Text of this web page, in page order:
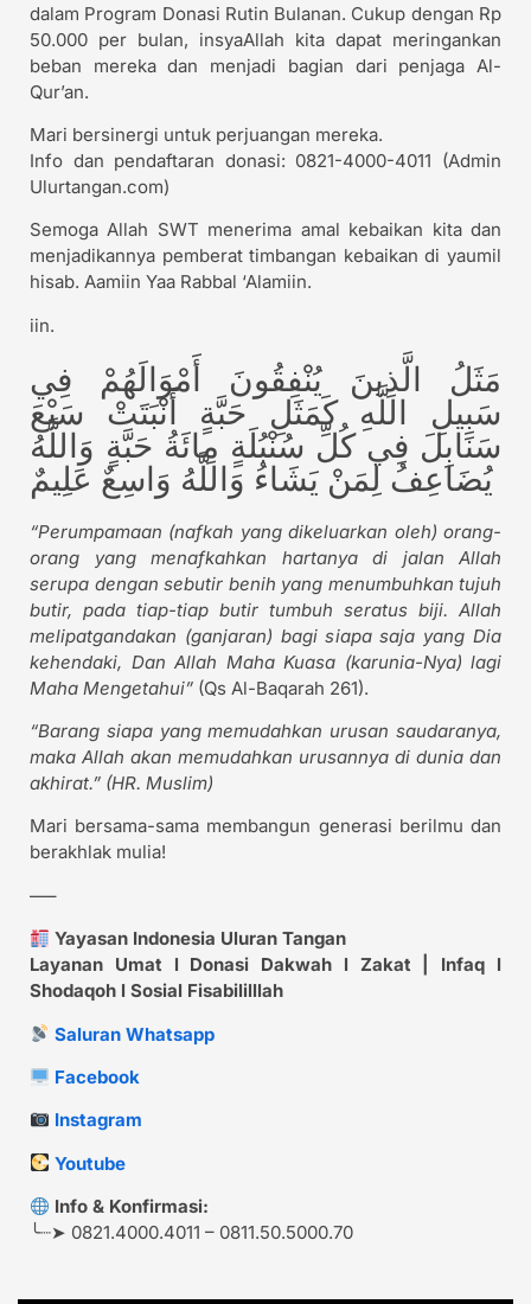
dalam Program Donasi Rutin Bulanan. Cukup dengan Rp
50.000 per bulan, insyaAllah kita dapat meringankan
beban mereka dan menjadi bagian dari penjaga Al-
Qur’an.
Mari bersinergi untuk perjuangan mereka.
Info dan pendaftaran donasi: 0821-4000-4011 (Admin
Ulurtangan.com)
Semoga Allah SWT menerima amal kebaikan kita dan
menjadikannya pemberat timbangan kebaikan di yaumil
hisab. Aamiin Yaa Rabbal ‘Alamiin.
iin.
مَثَلُ الَّذِينَ يُنْفِقُونَ أَمْوَالَهُمْ فِي
سَبِيلِ اللَّهِ كَمَثَلِ حَبَّةٍ أَنْبَتَتْ سَبْعَ
سَنَابِلَ فِي كُلِّ سُنْبُلَةٍ مِائَةُ حَبَّةٍ وَاللَّهُ
يُضَاعِفُ لِمَنْ يَشَاءُ وَاللَّهُ وَاسِعٌ عَلِيمٌ
“Perumpamaan (nafkah yang dikeluarkan oleh) orang-
orang yang menafkahkan hartanya di jalan Allah
serupa dengan sebutir benih yang menumbuhkan tujuh
butir, pada tiap-tiap butir tumbuh seratus biji. Allah
melipatgandakan (ganjaran) bagi siapa saja yang Dia
kehendaki, Dan Allah Maha Kuasa (karunia-Nya) lagi
Maha Mengetahui” (Qs Al-Baqarah 261).
“Barang siapa yang memudahkan urusan saudaranya,
maka Allah akan memudahkan urusannya di dunia dan
akhirat.” (HR. Muslim)
Mari bersama-sama membangun generasi berilmu dan
berakhlak mulia!
—–
Yayasan Indonesia Uluran Tangan
Layanan Umat l Donasi Dakwah l Zakat | Infaq l
Shodaqoh l Sosial Fisabililllah
Saluran Whatsapp
Facebook
Instagram
Youtube
Info & Konfirmasi:
╰┈➤ 0821.4000.4011 – 0811.50.5000.70